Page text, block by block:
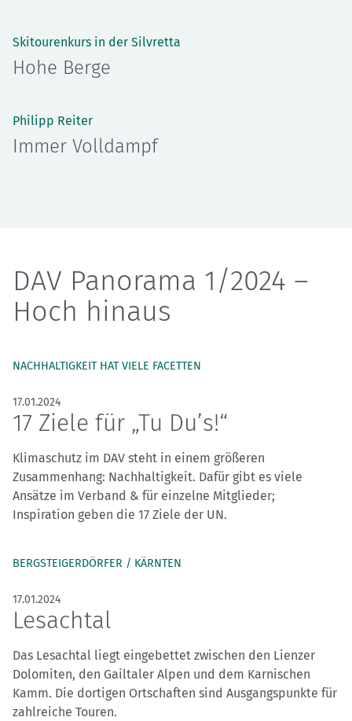
Skitourenkurs in der Silvretta
Hohe Berge
Philipp Reiter
Immer Volldampf
DAV Panorama 1/2024 –
Hoch hinaus
NACHHALTIGKEIT HAT VIELE FACETTEN
17.01.2024
17 Ziele für „Tu Du’s!“
Klimaschutz im DAV steht in einem größeren
Zusammenhang: Nachhaltigkeit. Dafür gibt es viele
Ansätze im Verband & für einzelne Mitglieder;
Inspiration geben die 17 Ziele der UN.
BERGSTEIGERDÖRFER / KÄRNTEN
17.01.2024
Lesachtal
Das Lesachtal liegt eingebettet zwischen den Lienzer
Dolomiten, den Gailtaler Alpen und dem Karnischen
Kamm. Die dortigen Ortschaften sind Ausgangspunkte für
zahlreiche Touren.